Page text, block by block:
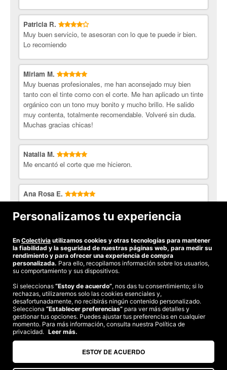
Patricia R.
Muy buen servicio, te asesoran con lo que te puede ir bien.
Lo recomiendo
Miriam M.
Muy buenas profesionales, me han aconsejado muy bien
tanto con el tinte como con el corte. Me han aplicado un tinte
orgánico con un tono muy bonito y mucho brillo. He salido
muy contenta, totalmente recomendable. Volveré sin duda.
Muchas gracias chicas!
Natalia M.
Me encantó el corte que me hicieron.
Ana Rosa E.
Me ha encantado. He salido con un estilo completamente
nuevo y que me encanta. Muchas gracias por tus
consejos!!!!
Ver todas las opiniones
©2026 Colectivia
Términos y condiciones|Política de privacidad|Política de cookies
Estudio turismo de verano 2020
Personalizamos tu experiencia
En Colectivia utilizamos cookies y otras tecnologías para mantener
la fiabilidad y la seguridad de nuestras páginas web, para medir su
rendimiento y para ofrecer una experiencia de compra
personalizada. Para ello, recopilamos información sobre los usuarios,
su comportamiento y sus dispositivos.
Si seleccionas “Estoy de acuerdo”, nos das tu consentimiento; si lo
rechazas, utilizaremos solo las cookies esenciales y,
desafortunadamente, no recibirás ningún contenido personalizado.
Selecciona “Establecer preferencias” para ver más detalles y
gestionar tus opciones. Puedes ajustar tus preferencias en cualquier
momento. Para más información, consulta nuestra Política de
privacidad. Leer más.
ESTOY DE ACUERDO